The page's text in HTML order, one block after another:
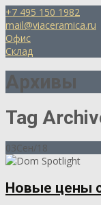
+7 495 150 1982
mail@viaceramica.ru
Офис
Склад
Архивы
Tag
03Сен/18
Новые цены с